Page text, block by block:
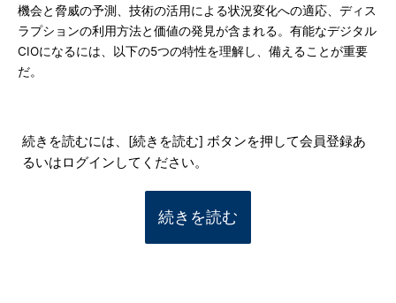
機会と脅威の予測、技術の活用による状況変化への適応、ディス
ラプションの利用方法と価値の発見が含まれる。有能なデジタル
CIOになるには、以下の5つの特性を理解し、備えることが重要
だ。
続きを読むには、[続きを読む] ボタンを押して会員登録あ
るいはログインしてください。
続きを読む